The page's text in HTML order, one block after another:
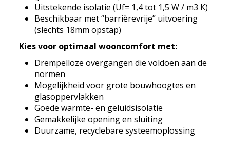
Uitstekende isolatie (Uf= 1,4 tot 1,5 W / m3 K)
Beschikbaar met “barrièrevrije” uitvoering
(slechts 18mm opstap)
Kies voor optimaal wooncomfort met:
Drempelloze overgangen die voldoen aan de
normen
Mogelijkheid voor grote bouwhoogtes en
glasoppervlakken
Goede warmte- en geluidsisolatie
Gemakkelijke opening en sluiting
Duurzame, recyclebare systeemoplossing